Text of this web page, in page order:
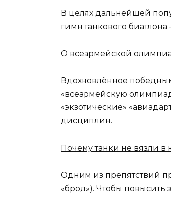
В целях дальнейшей
гимн танкового
О всеармейской
Вдохновлённое
«всеармейскую
«экзотические»
дисциплин.
Почему танки не вязли в
Одним из препятствий
«брод»). Чтобы повысить